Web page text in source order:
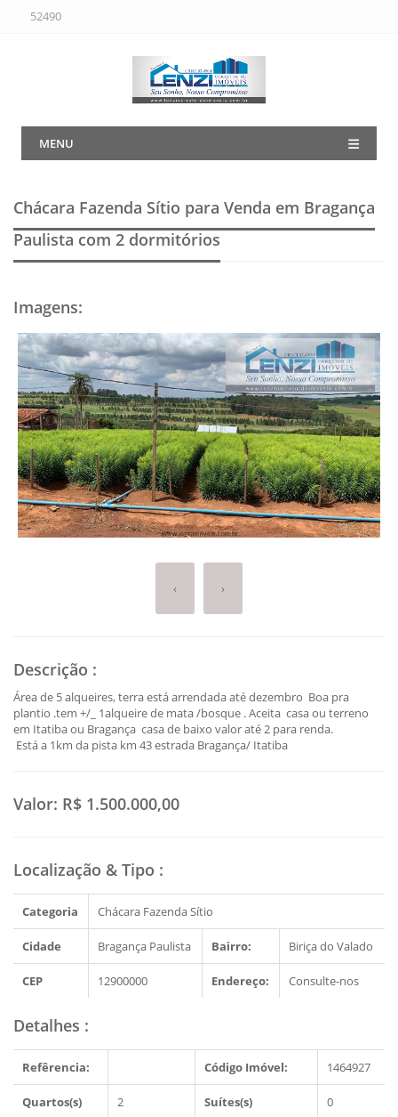
52490
MENU
Chácara Fazenda Sítio para Venda em Bragança
Paulista com 2 dormitórios
Imagens:
‹ ›
Descrição :
Área de 5 alqueires, terra está arrendada até dezembro Boa pra
plantio .tem +/_ 1alqueire de mata /bosque . Aceita casa ou terreno
em Itatiba ou Bragança casa de baixo valor até 2 para renda.
Está a 1km da pista km 43 estrada Bragança/ Itatiba
Valor: R$ 1.500.000,00
Localização & Tipo :
Categoria Chácara Fazenda Sítio
Cidade Bragança Paulista Bairro: Biriça do Valado
CEP 12900000 Endereço: Consulte-nos
Detalhes :
Refêrencia: Código Imóvel: 1464927
Quartos(s) 2 Suítes(s) 0